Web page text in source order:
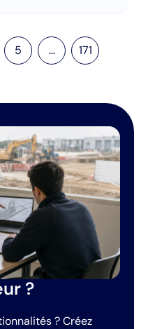
5 ... 171
?
? Créez